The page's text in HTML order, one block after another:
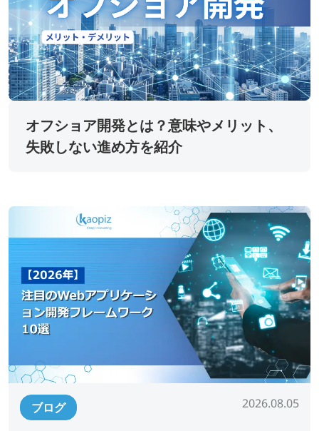
オフショア開発とは？意味やメリット、
失敗しない進め方を紹介
ブログ 2026.08.05